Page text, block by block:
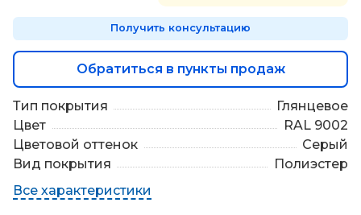
и
в
Получить консультацию
Обратиться в пункты продаж
Тип покрытия
Глянцевое
Цвет
RAL 9002
Цветовой оттенок
Серый
Вид покрытия
Полиэстер
Все характеристики